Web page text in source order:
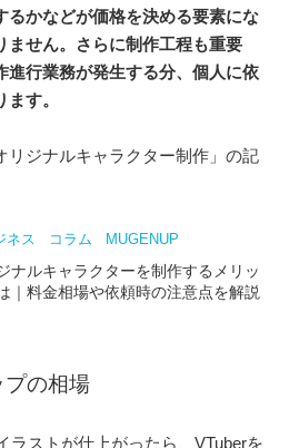
るかなどが価格を決める要素にな
ません。さらに制作工程も重要
進行業務が発生する分、個人に依
す。
リジナルキャラクター制作」の記
ネス コラム MUGENUP
ナルキャラクターを制作するメリッ
｜料金相場や依頼時の注意点を解説
の相場
ラストが仕上がったら、VTuberを